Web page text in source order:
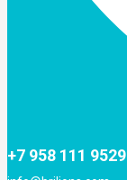
+7 958 111 9529